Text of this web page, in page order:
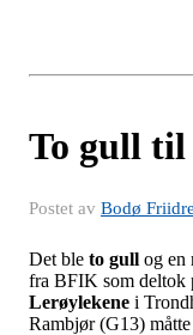
To gull
Postet av Bodø
Det ble to gull og en
fra BFIK som deltok
Lerøylekene i
Rambjør (G13)